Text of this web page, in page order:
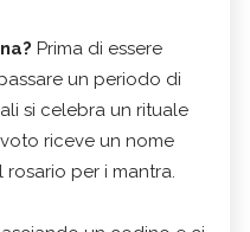
Prima di essere
un periodo di
si celebra un rituale
riceve un nome
rosario per i mantra.